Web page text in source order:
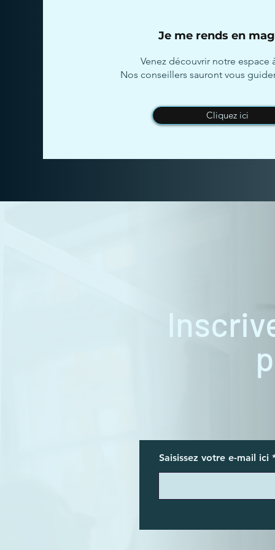
Je me rends en
Venez découvrir notre espace
Nos conseillers sauront vous
Cliquez ici
Saisissez votre e-mail ici